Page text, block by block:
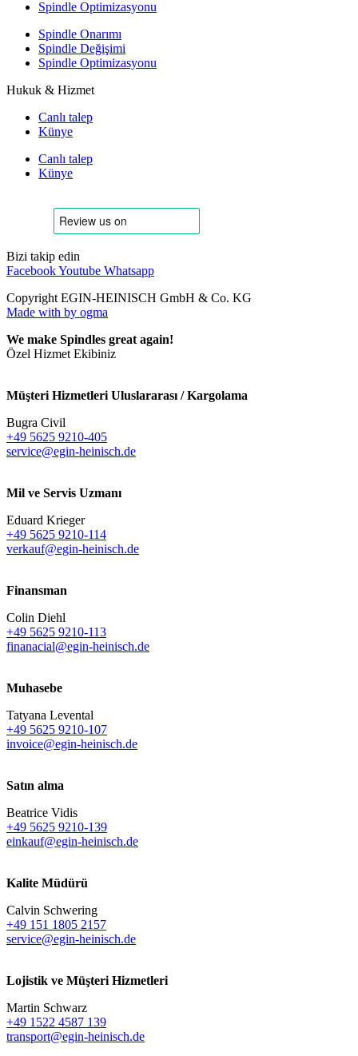
Spindle Optimizasyonu
Spindle Onarımı
Spindle Değişimi
Spindle Optimizasyonu
Hukuk & Hizmet
Canlı talep
Künye
Canlı talep
Künye
Bizi takip edin
FacebookYoutube Whatsapp
Copyright EGIN-HEINISCH GmbH & Co. KG
Made with by ogma
We make Spindles great again!
Özel Hizmet Ekibiniz
Müşteri Hizmetleri Uluslararası / Kargolama
Bugra Civil
+49 5625 9210-405
service@egin-heinisch.de
Mil ve Servis Uzmanı
Eduard Krieger
+49 5625 9210-114
verkauf@egin-heinisch.de
Finansman
Colin Diehl
+49 5625 9210-113
finanacial@egin-heinisch.de
Muhasebe
Tatyana Levental
+49 5625 9210-107
invoice@egin-heinisch.de
Satın alma
Beatrice Vidis
+49 5625 9210-139
einkauf@egin-heinisch.de
Kalite Müdürü
Calvin Schwering
+49 151 1805 2157
service@egin-heinisch.de
Lojistik ve Müşteri Hizmetleri
Martin Schwarz
+49 1522 4587 139
transport@egin-heinisch.de